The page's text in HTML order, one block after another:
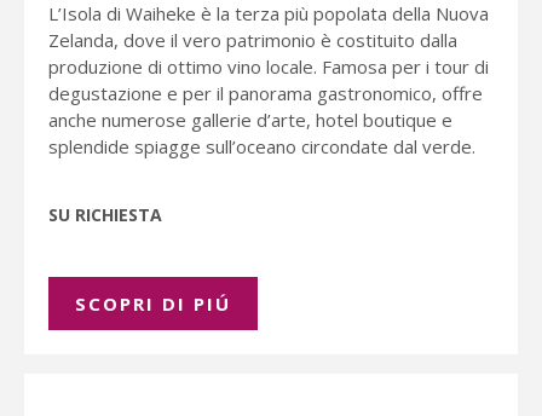
L’Isola di Waiheke è la terza più popolata della Nuova
Zelanda, dove il vero patrimonio è costituito dalla
produzione di ottimo vino locale. Famosa per i tour di
degustazione e per il panorama gastronomico, offre
anche numerose gallerie d’arte, hotel boutique e
splendide spiagge sull’oceano circondate dal verde.
SU RICHIESTA
SCOPRI DI PIÚ